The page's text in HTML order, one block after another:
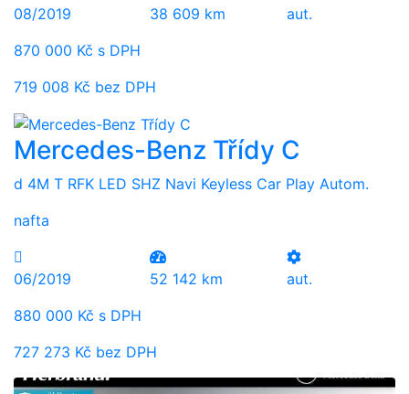
08/2019 38 609 km
aut.
870 000 Kč s DPH
719 008 Kč bez DPH
Mercedes-Benz Třídy C
d 4M T RFK LED SHZ Navi Keyless Car Play Autom.
nafta
06/2019 52 142 km
aut.
880 000 Kč s DPH
727 273 Kč bez DPH